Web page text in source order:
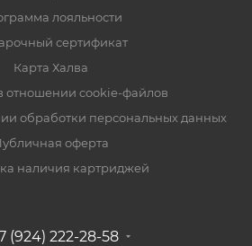
лояльности
сертификат
Карта Халва
отношении cookie-файлов
обработки персональных данных
оферта
наличия картриджей
(924) 222-28-58